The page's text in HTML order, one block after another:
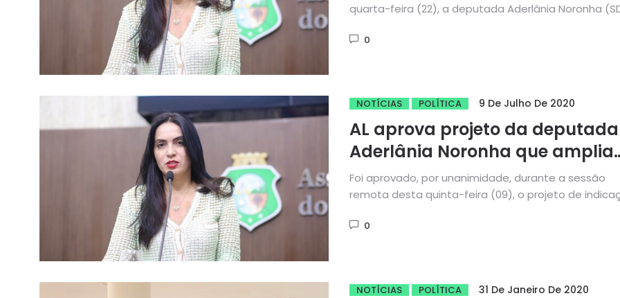
quarta-feira (22), a deputada Aderlânia Noronha
0
NOTÍCIAS POLÍTICA 9 De Julho De 2020
AL aprova projeto da deputada
Aderlânia Noronha que amplia
licença maternidade e
paternidade no Ceará
Foi aprovado, por unanimidade, durante a sessão
remota desta quinta-feira (09), o projeto de
0
NOTÍCIAS POLÍTICA 31 De Janeiro De 2020